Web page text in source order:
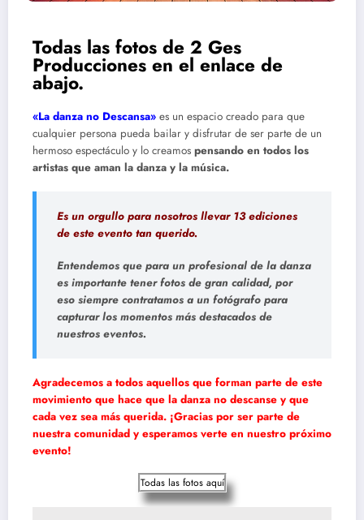
Todas las fotos de 2 Ges
Producciones en el enlace de
abajo.
«La danza no Descansa» es un espacio creado para que
cualquier persona pueda bailar y disfrutar de ser parte de un
hermoso espectáculo y lo creamos pensando en todos los
artistas que aman la danza y la música.
Es un orgullo para nosotros llevar 13 ediciones
de este evento tan querido.
Entendemos que para un profesional de la danza
es importante tener fotos de gran calidad, por
eso siempre contratamos a un fotógrafo para
capturar los momentos más destacados de
nuestros eventos.
Agradecemos a todos aquellos que forman parte de este
movimiento que hace que la danza no descanse y que
cada vez sea más querida. ¡Gracias por ser parte de
nuestra comunidad y esperamos verte en nuestro próximo
evento!
Todas las fotos aquí